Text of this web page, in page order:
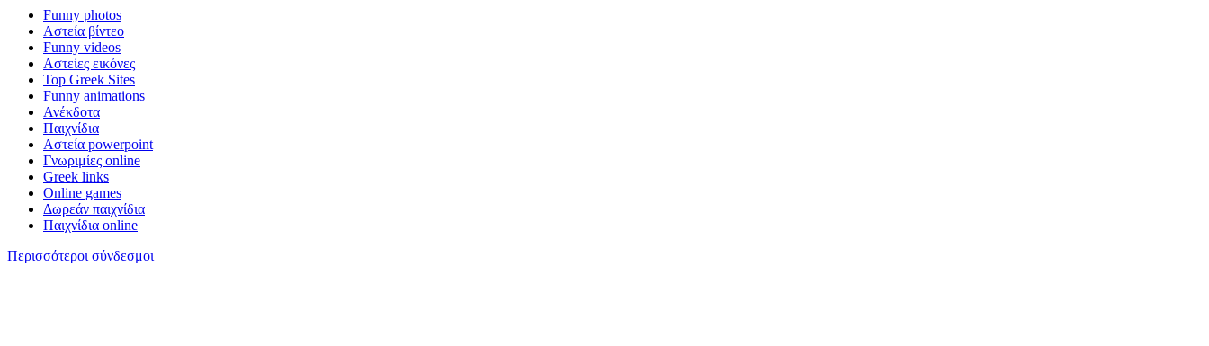
Funny photos
Αστεία βίντεο
Funny videos
Αστείες εικόνες
Top Greek Sites
Funny animations
Ανέκδοτα
Παιχνίδια
Αστεία powerpoint
Γνωριμίες online
Greek links
Online games
Δωρεάν παιχνίδια
Παιχνίδια online
Περισσότεροι σύνδεσμοι